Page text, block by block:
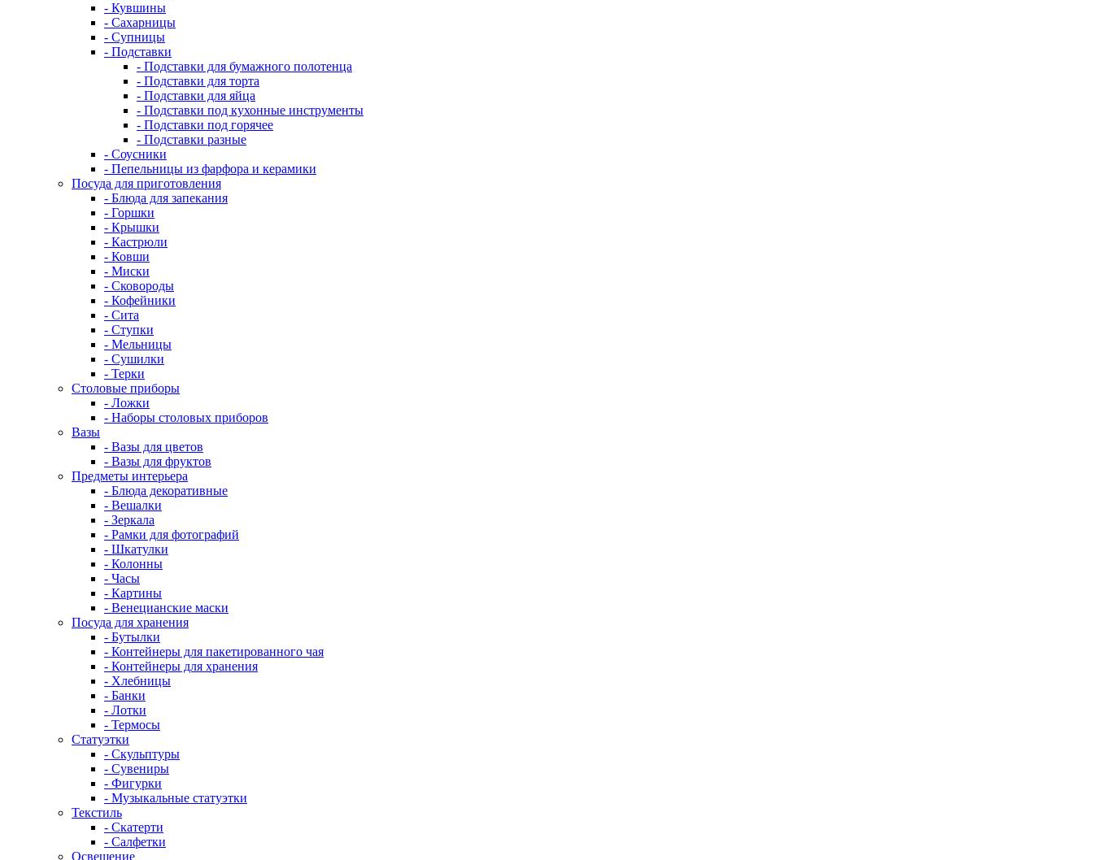
- Кувшины
- Сахарницы
- Супницы
- Подставки
- Подставки для бумажного полотенца
- Подставки для торта
- Подставки для яйца
- Подставки под кухонные инструменты
- Подставки под горячее
- Подставки разные
- Соусники
- Пепельницы из фарфора и керамики
Посуда для приготовления
- Блюда для запекания
- Горшки
- Крышки
- Кастрюли
- Ковши
- Миски
- Сковороды
- Кофейники
- Сита
- Ступки
- Мельницы
- Сушилки
- Терки
Столовые приборы
- Ложки
- Наборы столовых приборов
Вазы
- Вазы для цветов
- Вазы для фруктов
Предметы интерьера
- Блюда декоративные
- Вешалки
- Зеркала
- Рамки для фотографий
- Шкатулки
- Колонны
- Часы
- Картины
- Венецианские маски
Посуда для хранения
- Бутылки
- Контейнеры для пакетированного чая
- Контейнеры для хранения
- Хлебницы
- Банки
- Лотки
- Термосы
Статуэтки
- Скульптуры
- Сувениры
- Фигурки
- Музыкальные статуэтки
Текстиль
- Скатерти
- Салфетки
Освещение